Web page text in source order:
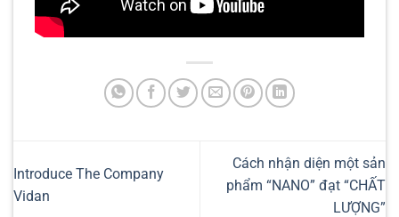
Introduce The Company
Vidan
Cách nhận diện một sản
phẩm “NANO” đạt “CHẤT
LƯỢNG”